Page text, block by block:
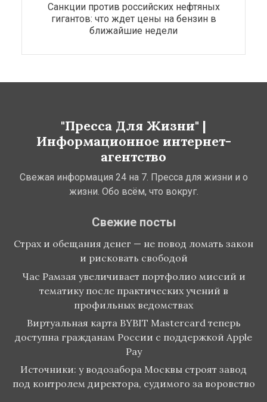
Санкции против российских нефтяных
гигантов: что ждет цены на бензин в
ближайшие недели
"Пресса Для Жизни" |
Информационное интернет-
агентство
Свежая информация 24 на 7. Пресса для жизни и о
жизни. Обо всём, что вокруг.
Свежие посты
Страх и обещания денег — не повод ломать закон
и рисковать свободой
Час Рамзая увеличивает портфолио миссий и
тематику после практических учений в
профильных ведомствах
Виртуальная карта BYBIT Mastercard теперь
доступна гражданам России с поддержкой Apple
Pay
Источники: у водозабора Москвы строят завод
под контролем директора, судимого за воровство